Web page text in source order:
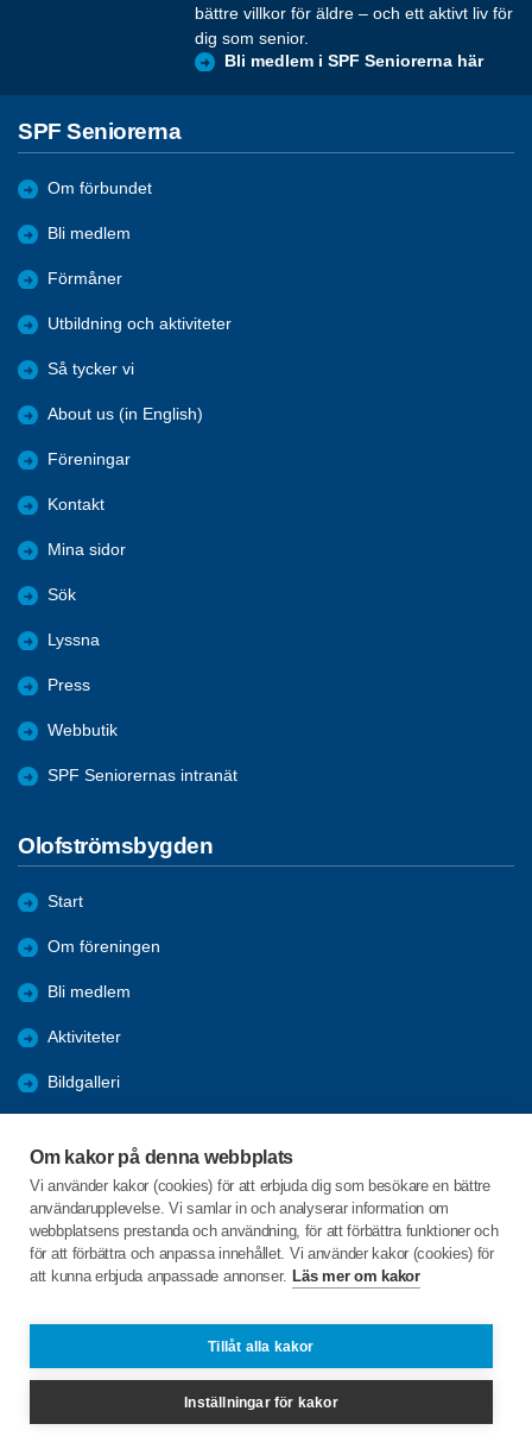
Om kakor på denna webbplats
Vi använder kakor (cookies) för att erbjuda dig som besökare en bättre
användarupplevelse. Vi samlar in och analyserar information om
webbplatsens prestanda och användning, för att förbättra funktioner och
för att förbättra och anpassa innehållet. Vi använder kakor (cookies) för
att kunna erbjuda anpassade annonser. Läs mer om kakor
Tillåt alla kakor
Inställningar för kakor
bättre villkor för äldre – och ett aktivt liv för
dig som senior.
Bli medlem i SPF Seniorerna här
SPF Seniorerna
Om förbundet
Bli medlem
Förmåner
Utbildning och aktiviteter
Så tycker vi
About us (in English)
Föreningar
Kontakt
Mina sidor
Sök
Lyssna
Press
Webbutik
SPF Seniorernas intranät
Olofströmsbygden
Start
Om föreningen
Bli medlem
Aktiviteter
Bildgalleri
Rapporter
Årsmöten
C/o:Ingvar Wramsmyr
olofstromsbygden@spfseniorerna.se